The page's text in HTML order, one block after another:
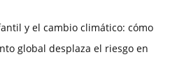
y el cambio climático: cómo
global desplaza el riesgo en